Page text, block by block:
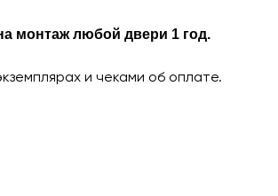
монтаж любой двери 1 год.
и чеками об оплате.